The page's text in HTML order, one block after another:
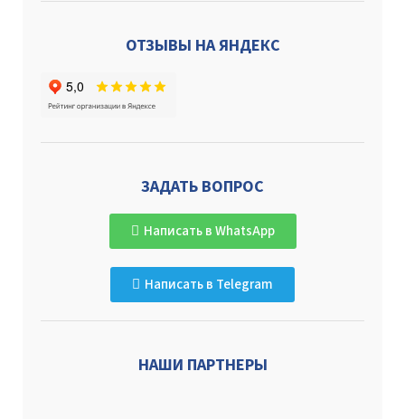
ОТЗЫВЫ НА ЯНДЕКС
ЗАДАТЬ ВОПРОС
Написать в WhatsApp
Написать в Telegram
НАШИ ПАРТНЕРЫ